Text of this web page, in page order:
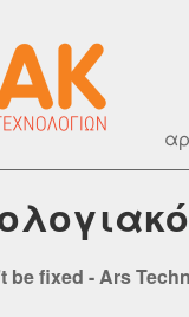
be fixed - Ars